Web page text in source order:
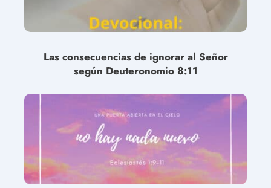
Las consecuencias de ignorar al Señor
según Deuteronomio 8:11